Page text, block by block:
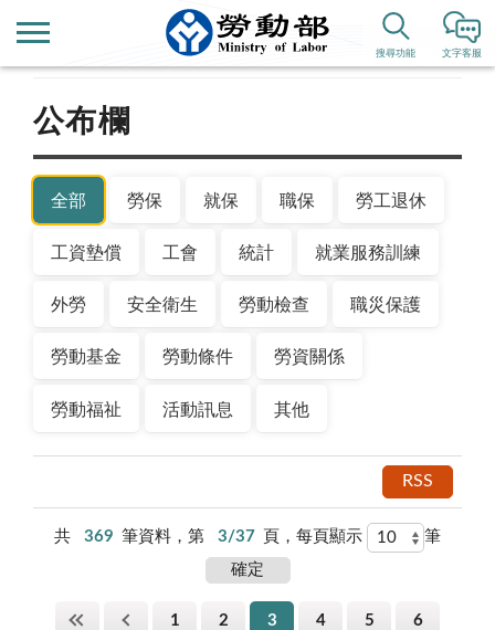
文字客服
搜尋功能
新聞公告
公布欄
全部 勞保 就保 職保 勞工退休
工資墊償 工會 統計 就業服務訓練
外勞 安全衛生 勞動檢查 職災保護
勞動基金 勞動條件 勞資關係
勞動福祉 活動訊息 其他
RSS
共 369 筆資料，第 3/37 頁，每頁顯示 筆
1 2 3 4 5 6